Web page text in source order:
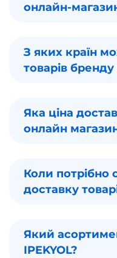
онлайн-
З яких країн
товарів бренду
Яка ціна
онлайн
Коли потрібно
доставку
Який
IPEKYOL?